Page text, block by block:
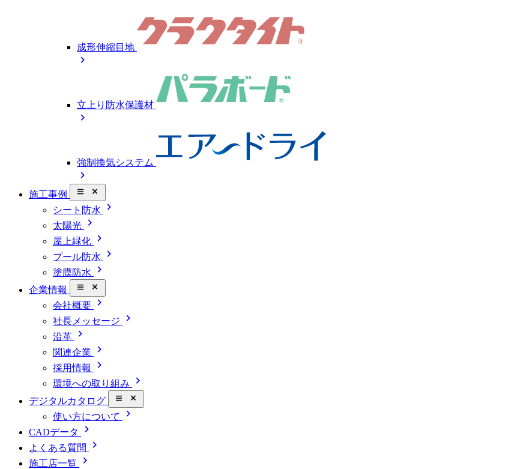
成形伸縮目地
chevron_right
立上り防水保護材
chevron_right
強制換気システム
chevron_right
施工事例 close_small
シート防水 chevron_right
太陽光 chevron_right
屋上緑化 chevron_right
プール防水 chevron_right
塗膜防水 chevron_right
企業情報 close_small
会社概要 chevron_right
社長メッセージ chevron_right
沿革 chevron_right
関連企業 chevron_right
採用情報 chevron_right
環境への取り組み chevron_right
デジタルカタログ close_small
使い方について chevron_right
CADデータ chevron_right
よくある質問 chevron_right
施工店一覧
chevron_right